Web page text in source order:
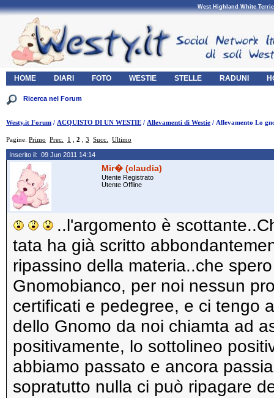
West Highland White
HOME DIARI FOTO WESTIE STELLE RADUNI
Westy.it Forum / ACQUISTO DI UN WESTIE / Allevamenti di Westie / Allevamento Lo
Pagine: Primo Prec. 1 2 3 Succ. Ultimo
Inserito il: 09 Jun 2011 14:14
Mir� (claudia)
Utente Registrato
Utente Offline
..l'argomento è
tata ha già scritto
ripassino della materia..che
Gnomobianco, per noi nessun
certificati e pedegree, e ci tengo
dello Gnomo da noi chiamta ad
positivamente, lo sottolineo
abbiamo passato e ancora
sopratutto nulla ci può ripagare